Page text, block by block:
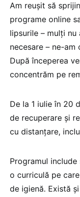
Am reușit să
programe online
lipsurile – mulți
necesare – ne-
După începerea
concentrăm pe
De la 1 iulie în 20
de recuperare și
cu distanțare,
Programul
o curriculă pe
de igienă. Există